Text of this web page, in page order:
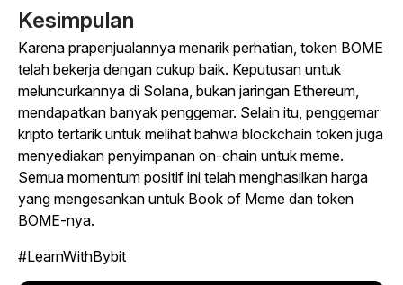
Kesimpulan
Karena prapenjualannya menarik perhatian, token BOME
telah bekerja dengan cukup baik. Keputusan untuk
meluncurkannya di Solana, bukan jaringan Ethereum,
mendapatkan banyak penggemar. Selain itu, penggemar
kripto tertarik untuk melihat bahwa blockchain token juga
menyediakan penyimpanan on-chain untuk meme.
Semua momentum positif ini telah menghasilkan harga
yang mengesankan untuk Book of Meme dan token
BOME-nya.
#LearnWithBybit